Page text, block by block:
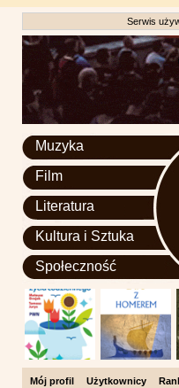
Serwis
Muzyka
Film
Literatura
Kultura i Sztuka
Społeczność
Mój profil Użytkownicy